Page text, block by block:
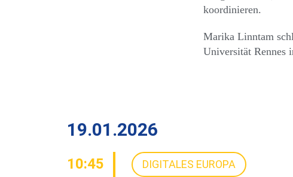
koordinieren.
Marika Linntam
Universität Rennes
19.01.2026
10:45 DIGITALES EUROPA